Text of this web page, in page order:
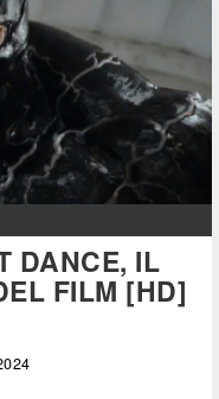
DANCE, IL
FILM [HD]